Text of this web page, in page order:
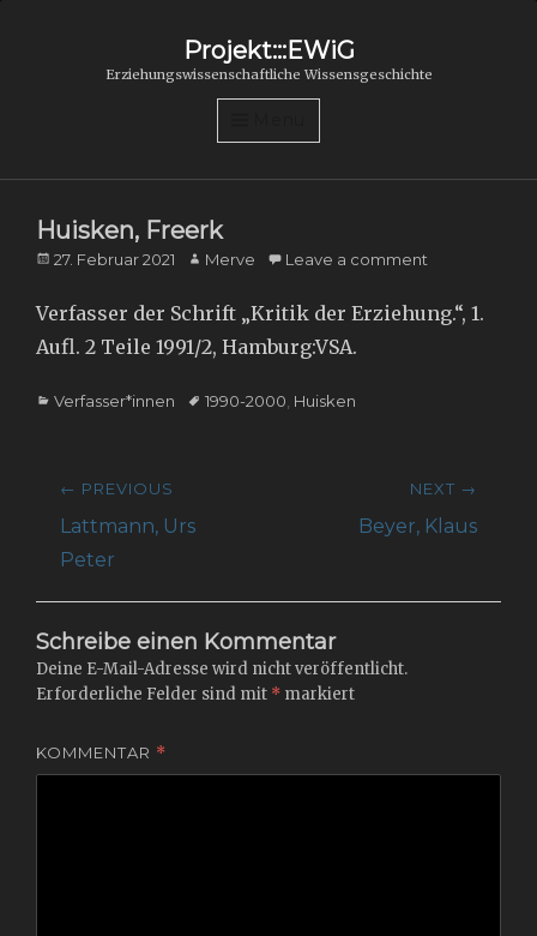
Projekt:::EWiG
Erziehungswissenschaftliche Wissensgeschichte
Huisken, Freerk
Posted
27. Februar 2021 Author
Merve Leave a comment
Verfasser der Schrift „Kritik der Erziehung.“, 1.
Aufl. 2 Teile 1991/2, Hamburg:VSA.
Categories
Verfasser*innen Tags1990-2000 Huisken
Beitragsnavigation
← PREVIOUS
Previous
post:
Lattmann, Urs
Peter
NEXT →
Beyer, Klaus
Schreibe einen Kommentar
Deine E-Mail-Adresse wird nicht veröffentlicht.
Erforderliche Felder sind mit * markiert
KOMMENTAR *